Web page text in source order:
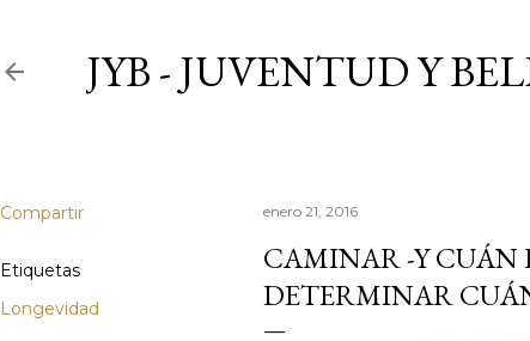
JYB - JUVENTUD Y
Compartir
Etiquetas
Longevidad
enero 21, 2016
CAMINAR -Y CUÁN
DETERMINAR